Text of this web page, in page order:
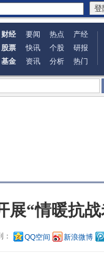
财经 要闻 热点
产经
股票
快讯 个股
研报
基金
资讯 分析 热门
展“情暖抗
： QQ空间 新浪微博